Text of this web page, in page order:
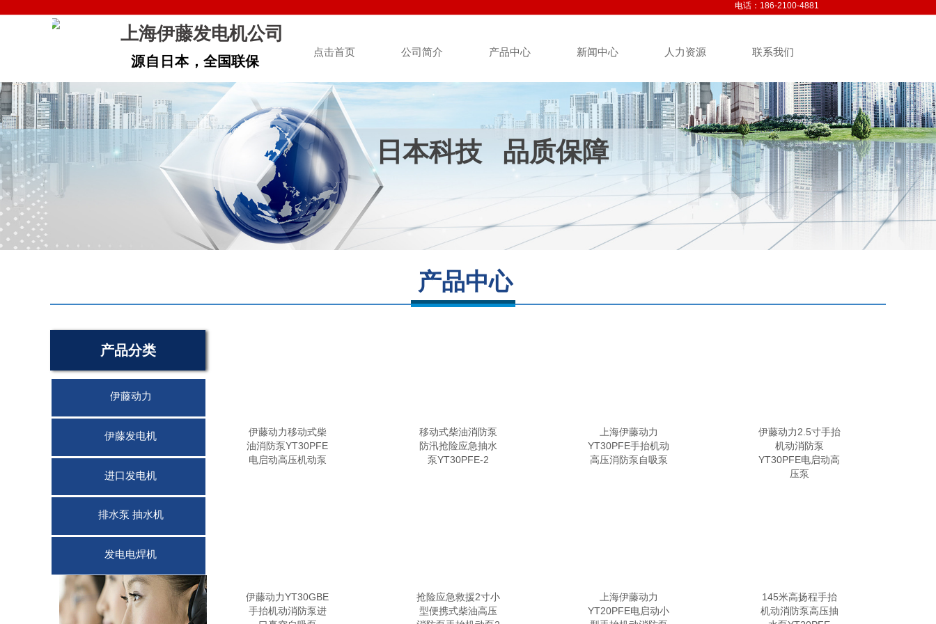
电话：186-2100-4881
源自日本 ​，全国联保
上海伊藤发电机公司
点击首页 公司简介 产品中心 新闻中心 人力资源 联系我们
日本科技 品质保障
产品中心
伊藤动力移动式柴
油消防泵YT30PFE
电启动高压机动泵
移动式柴油消防泵
防汛抢险应急抽水
泵YT30PFE-2
上海伊藤动力
YT30PFE手抬机动
高压消防泵自吸泵
伊藤动力2.5寸手抬
机动消防泵
YT30PFE电启动高
压泵
伊藤动力YT30GBE
手抬机动消防泵进
抢险应急救援2寸小
型便携式柴油高压
上海伊藤动力
YT20PFE电启动小
145米高扬程手抬
机动消防泵高压抽
产品分类
伊藤动力
伊藤发电机
进口发电机
排水泵 抽水机
发电电焊机
联系我们